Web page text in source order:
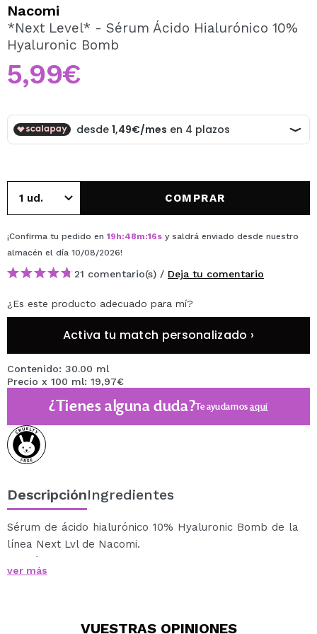
Al crear una cuenta en Maquillalia.com podrás realizar
tus compras rápidamente, revisar el estado de tus
Nacomi
*Next Level* - Sérum Ácido Hialurónico 10%
Hyaluronic Bomb
5,99€
COMPRAR
¡Confirma tu pedido en 19h:48m:16s y saldrá enviado desde nuestro
almacén el día 10/08/2026!
21 comentario(s) / Deja tu comentario
¿Es este producto adecuado para mí?
Activa tu match personalizado ›
Contenido: 30.00 ml
Precio x 100 ml: 19,97€
¿Tienes alguna duda?Te ayudamosaquí
DescripciónIngredientes
Sérum de ácido hialurónico 10% Hyaluronic Bomb de la
línea Next Lvl de Nacomi.
Un sérum basado en un complejo compuesto por 4
formas de ácido hialurónico de diferentes tamaños y
múltiples niveles.
ver más
VUESTRAS OPINIONES